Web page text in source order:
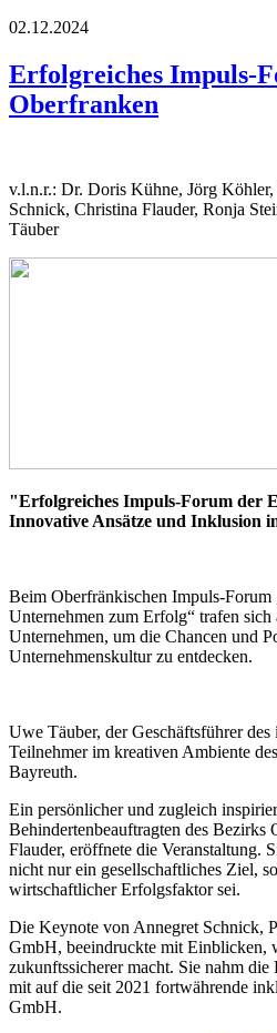
02.12.2024
Erfolgreiches Impuls-
Oberfranken
v.l.n.r.: Dr. Doris Kühne, Jörg
Schnick, Christina Flauder, Ronja
Täuber
"Erfolgreiches Impuls-Forum der
Innovative Ansätze und Inklusion
Beim Oberfränkischen Impuls-
Unternehmen zum Erfolg“ trafen
Unternehmen, um die Chancen und
Unternehmenskultur zu entdecken.
Uwe Täuber, der Geschäftsführer
Teilnehmer im kreativen Ambiente
Bayreuth.
Ein persönlicher und zugleich
Behindertenbeauftragten des Bezirks
Flauder, eröffnete die Veranstaltung.
nicht nur ein gesellschaftliches Ziel,
wirtschaftlicher Erfolgsfaktor sei.
Die Keynote von Annegret Schnick,
GmbH, beeindruckte mit Einblicken,
zukunftssicherer macht. Sie nahm die
mit auf die seit 2021 fortwährende
GmbH.